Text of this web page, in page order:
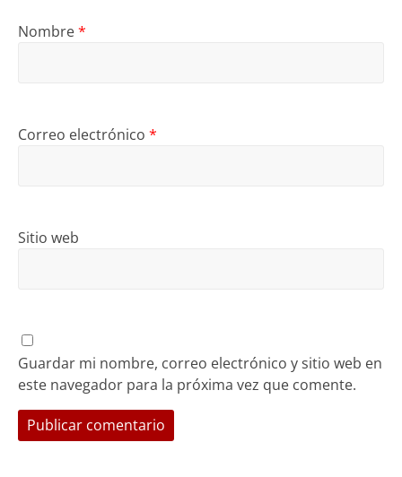
Nombre*
Correo electrónico *
Sitio web
Guardar mi nombre, correo electrónico y sitio web en
este navegador para la próxima vez que comente.